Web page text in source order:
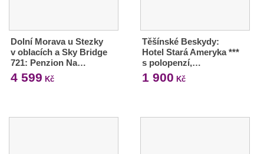
Dolní Morava u Stezky
v oblacích a Sky Bridge
721: Penzion Na…
4 599 Kč
Těšínské Beskydy:
Hotel Stará Ameryka ***
s polopenzí,…
1 900 Kč